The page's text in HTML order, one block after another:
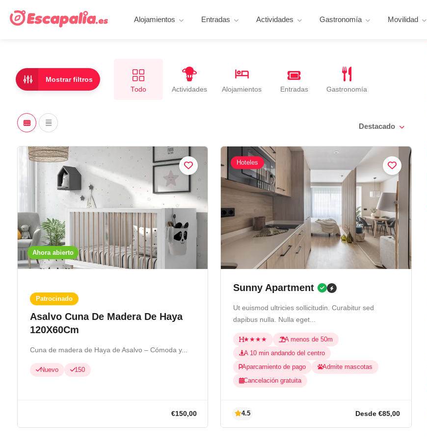
Alojamientos Entradas Actividades Gastronomía Movilidad
Mostrar filtros
Todo Actividades Alojamientos Entradas Gastronomía
Destacado
Ahora abierto
Patrocinado
Asalvo Cuna De Madera De Haya
120X60Cm
Cuna de madera de Haya de Asalvo – Cómoda y...
Nuevo 150
Hoteles
Sunny Apartment
Ut euismod ultricies sollicitudin. Curabitur sed
dapibus nulla. Nulla eget...
★★★★
A menos de 50m
A 10 min andando del centro
Aparcamiento de pago
Admite mascotas
Cancelación gratuita